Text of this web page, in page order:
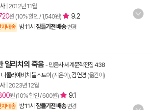
| 2012년 11월
원 (10% 할인 / 1,540원) 9.2
자배송 밤 11시 잠들기전 배송 변경
일리치의 죽음- 민음사 세계문학전집 438
니콜라예비치 톨스토이 (지은이), 김연경 (옮긴이)
| 2023년 12월
원 (10% 할인 / 600원) 9.1
자배송 밤 11시 잠들기전 배송 변경